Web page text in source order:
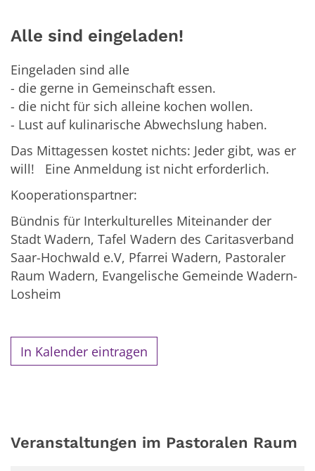
Alle sind eingeladen!
Eingeladen sind alle
- die gerne in Gemeinschaft essen.
- die nicht für sich alleine kochen wollen.
- Lust auf kulinarische Abwechslung haben.
Das Mittagessen kostet nichts: Jeder gibt, was er
will! Eine Anmeldung ist nicht erforderlich.
Kooperationspartner:
Bündnis für Interkulturelles Miteinander der
Stadt Wadern, Tafel Wadern des Caritasverband
Saar-Hochwald e.V, Pfarrei Wadern, Pastoraler
Raum Wadern, Evangelische Gemeinde Wadern-
Losheim
In Kalender eintragen
Veranstaltungen im Pastoralen Raum